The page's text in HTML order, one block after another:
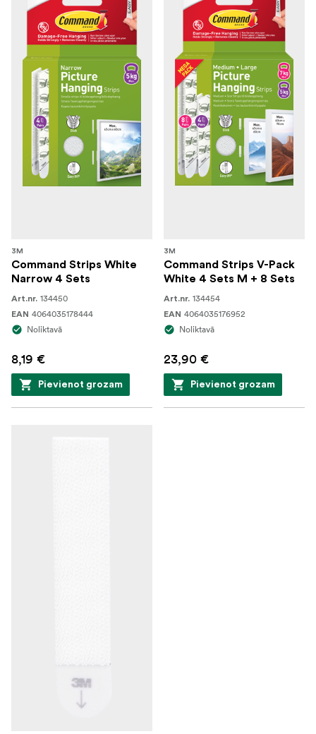
3M
Command Strips White
Narrow 4 Sets
Art.nr. 134450
EAN 4064035178444
Noliktavā
8,19 €
Pievienot grozam
3M
Command Strips V-Pack
White 4 Sets M + 8 Sets
Art.nr. 134454
EAN 4064035176952
Noliktavā
23,90 €
Pievienot grozam